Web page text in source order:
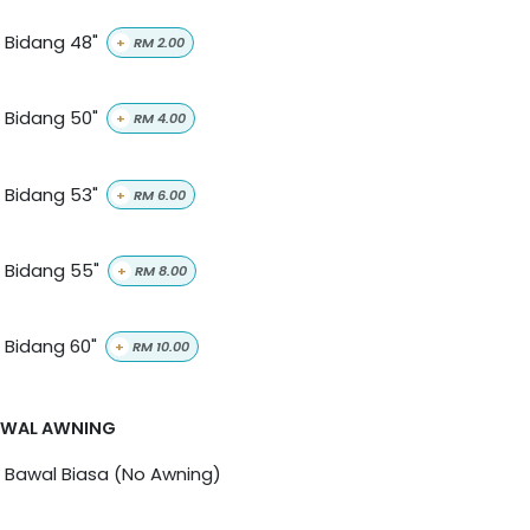
Bidang 48" + RM2.00
Bidang 50" + RM4.00
Bidang 53" + RM6.00
Bidang 55" + RM8.00
Bidang 60" + RM 10.00
AWNING
Bawal Biasa (No Awning)